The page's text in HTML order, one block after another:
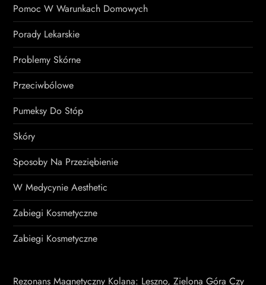
Pomoc W Warunkach Domowych
Porady Lekarskie
Problemy Skórne
Przeciwbólowe
Pumeksy Do Stóp
Skóry
Sposoby Na Przeziębienie
W Medycynie Aesthetic
Zabiegi Kosmetyczne
Zabiegi Kosmetyczne
Rezonans Magnetyczny Kolana: Leszno, Zielona Góra Czy